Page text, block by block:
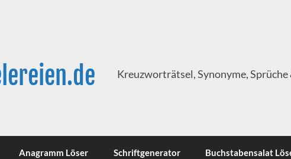
Kreuzworträtsel, Synonyme, Sprüche
Anagramm Löser Schriftgenerator Buchstabensalat